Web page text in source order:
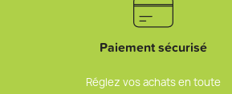
Paiement sécurisé
Réglez vos achats en toute